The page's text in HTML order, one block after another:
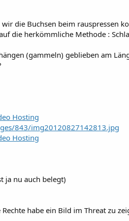
die Buchsen beim rauspressen
die herkömmliche Methode :
(gammeln) geblieben am
Hosting
843/img20120827142813.jpg
Hosting
ja nu auch belegt)
habe ein Bild im Threat zu